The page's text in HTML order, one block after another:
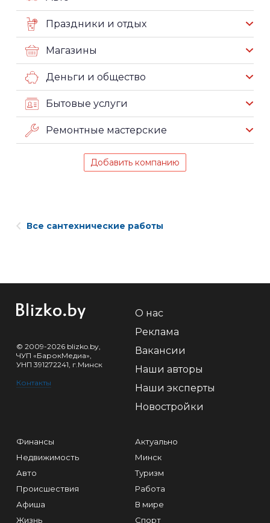
Праздники и отдых
Магазины
Деньги и общество
Бытовые услуги
Ремонтные мастерские
Добавить компанию
Все сантехнические работы
© 2009-2026 blizko.by,
ЧУП «БарокМедиа»,
УНП 391272241, г.Минск
Контакты
О нас
Реклама
Вакансии
Наши авторы
Наши эксперты
Новостройки
Финансы
Недвижимость
Авто
Происшествия
Афиша
Жизнь
Актуально
Минск
Туризм
Работа
В мире
Спорт